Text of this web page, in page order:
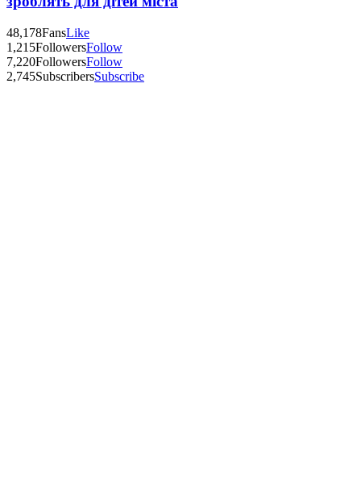
48,178FansLike
1,215FollowersFollow
7,220FollowersFollow
2,745SubscribersSubscribe